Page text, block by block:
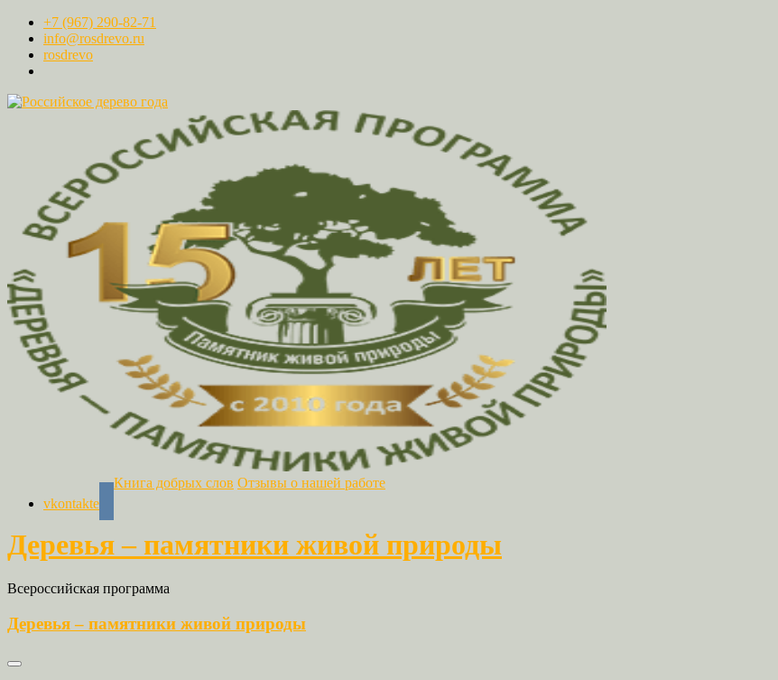
+7 (967) 290-82-71
info@rosdrevo.ru
rosdrevo
vkontakte
Книга добрых слов Отзывы о нашей работе
Деревья – памятники живой природы
Всероссийская программа
Деревья – памятники живой природы